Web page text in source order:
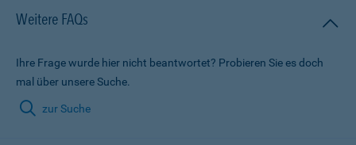
Weitere FAQs
Ihre Frage wurde hier nicht beantwortet? Probieren Sie es doch
mal über unsere Suche.
zur Suche